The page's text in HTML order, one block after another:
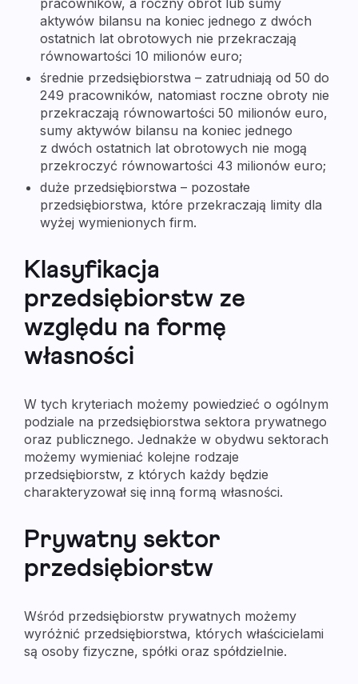
pracowników, a roczny obrót lub sumy
aktywów bilansu na koniec jednego z dwóch
ostatnich lat obrotowych nie przekraczają
równowartości 10 milionów euro;
średnie przedsiębiorstwa – zatrudniają od 50 do
249 pracowników, natomiast roczne obroty nie
przekraczają równowartości 50 milionów euro,
sumy aktywów bilansu na koniec jednego
z dwóch ostatnich lat obrotowych nie mogą
przekroczyć równowartości 43 milionów euro;
duże przedsiębiorstwa – pozostałe
przedsiębiorstwa, które przekraczają limity dla
wyżej wymienionych firm.
Klasyfikacja
przedsiębiorstw ze
względu na formę
własności
W tych kryteriach możemy powiedzieć o ogólnym
podziale na przedsiębiorstwa sektora prywatnego
oraz publicznego. Jednakże w obydwu sektorach
możemy wymieniać kolejne rodzaje
przedsiębiorstw, z których każdy będzie
charakteryzował się inną formą własności.
Prywatny sektor
przedsiębiorstw
Wśród przedsiębiorstw prywatnych możemy
wyróżnić przedsiębiorstwa, których właścicielami
są osoby fizyczne, spółki oraz spółdzielnie.